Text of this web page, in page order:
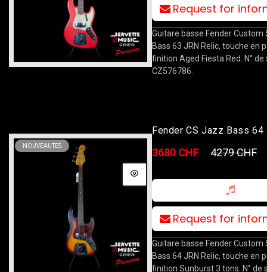
Request for
Guitare basse Fender Custom
Bass 63 JRN Relic, touche en
finition Aged Fiesta Red. N° de
CZ576786.
NOUVEAUTES
Fender CS Jazz Bass 64
3680 CHF 4279 CHF
Request for
Guitare basse Fender Custom
Bass 64 JRN Relic, touche en
finition Sunburst 3 tons. N° de